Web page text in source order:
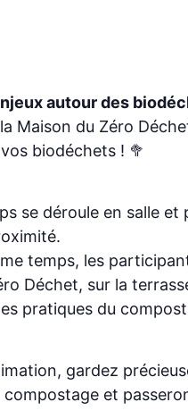
autour des
Maison du Zéro
biodéchets ! 🥦
se déroule en salle
temps, les
Déchet, sur la
pratiques du
gardez
et